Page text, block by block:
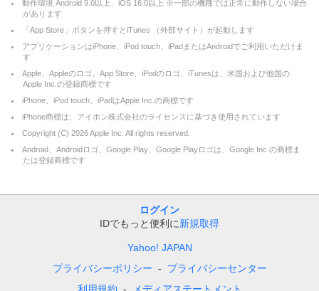
動作環境 Android 9.0以上、iOS 16.0以上 ※一部の機種では正常に動作しない場合
があります
「App Store」ボタンを押すとiTunes （外部サイト）が起動します
アプリケーションはiPhone、iPod touch、iPadまたはAndroidでご利用いただけま
す
Apple、Appleのロゴ、App Store、iPodのロゴ、iTunesは、米国および他国の
Apple Inc.の登録商標です
iPhone、iPod touch、iPadはApple Inc.の商標です
iPhone商標は、アイホン株式会社のライセンスに基づき使用されています
Copyright (C) 2026Apple Inc. All rights reserved.
Android、Androidロゴ、Google Play、Google Playロゴは、Google Inc.の商標ま
たは登録商標です
ログイン
IDでもっと便利に新規取得
Yahoo! JAPAN
プライバシーポリシー
プライバシーセンター
利用規約
メディアステートメント